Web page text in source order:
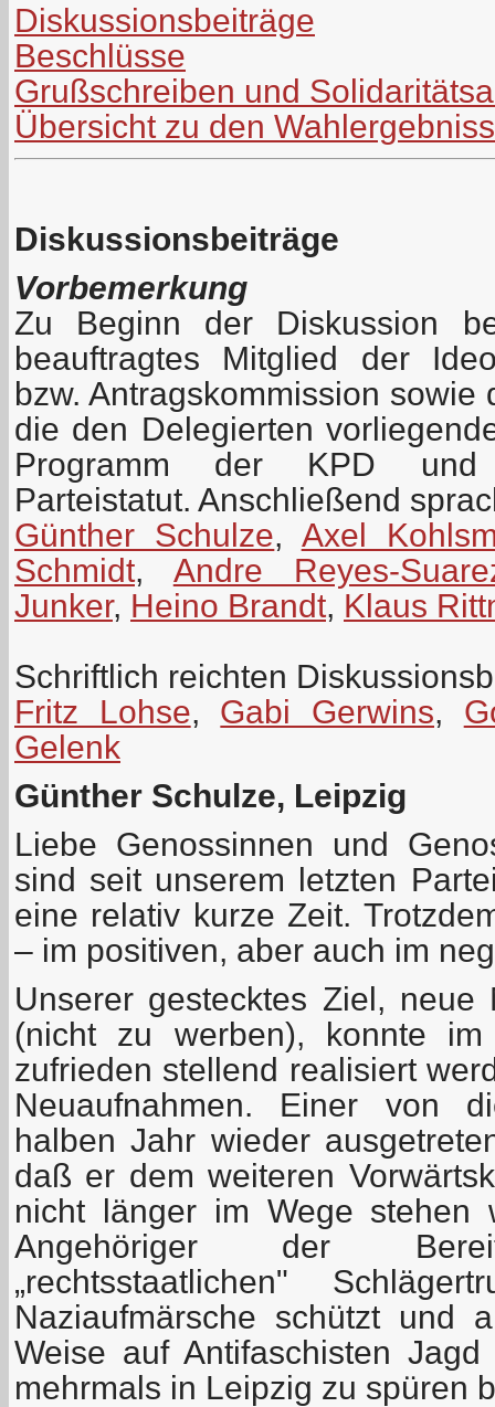
Diskussionsbeiträge
Beschlüsse
Grußschreiben und
Übersicht zu den
Diskussionsbeiträge
Vorbemerkung
Zu Beginn der Diskussion
beauftragtes Mitglied der
bzw. Antragskommission sowie
die den Delegierten
Programm der KPD und
Parteistatut. Anschließend
Günther Schulze, Axel
Schmidt, Andre Reyes-
Junker, Heino Brandt, Klaus
Schriftlich reichten
Fritz Lohse, Gabi Gerwins,
Gelenk
Günther Schulze, Leipzig
Liebe Genossinnen und
sind seit unserem letzten
eine relativ kurze Zeit.
– im positiven, aber auch im
Unserer gestecktes Ziel, neue
(nicht zu werben), konnte im
zufrieden stellend realisiert
Neuaufnahmen. Einer von
halben Jahr wieder
daß er dem weiteren
nicht länger im Wege stehen
Angehöriger der
„rechtsstaatlichen"
Naziaufmärsche schützt und
Weise auf Antifaschisten
mehrmals in Leipzig zu spüren